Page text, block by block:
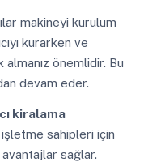
makineyi kurulum
kurarken ve
önemlidir. Bu
devam eder.
kiralama
işletme sahipleri için
sağlar.